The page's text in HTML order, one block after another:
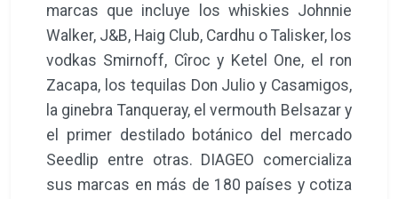
marcas que incluye los whiskies Johnnie
Walker, J&B, Haig Club, Cardhu o Talisker, los
vodkas Smirnoff, Cîroc y Ketel One, el ron
Zacapa, los tequilas Don Julio y Casamigos,
la ginebra Tanqueray, el vermouth Belsazar y
el primer destilado botánico del mercado
Seedlip entre otras. DIAGEO comercializa
sus marcas en más de 180 países y cotiza